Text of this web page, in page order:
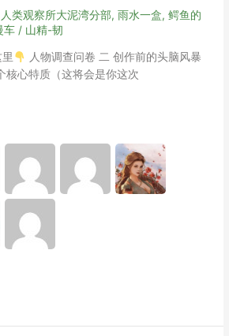
人类观察所大泥湾分部,雨水一盒,鳄鱼的
车 / 山精-韧
人物调查问卷 二 创作前的头脑风暴
核心特质（这将会是你这次